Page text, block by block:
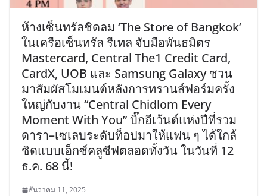
​ห้างเซ็นทรัลชิดลม ‘The Store of Bangkok’
ในเครือเซ็นทรัล รีเทล จับมือพันธมิตร
Mastercard, Central The1 Credit Card,
CardX, UOB และ Samsung Galaxy ชวน
มาสัมผัสโมเมนต์หลังการทรานส์ฟอร์มครั้ง
ใหญ่กับงาน “Central Chidlom Every
Moment With You” บิ๊กอีเว้นต์แห่งปีที่รวม
ดารา–เซเลบระดับท็อปมาให้แฟน ๆ ได้ใกล้
ชิดแบบเอ็กซ์คลูซีฟตลอดทั้งวัน ในวันที่ 12
ธ.ค. 68 นี้!
ธันวาคม 11, 2025